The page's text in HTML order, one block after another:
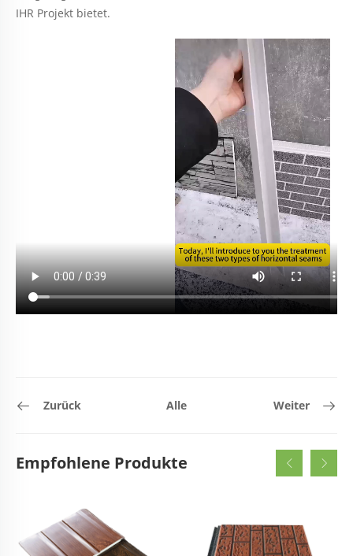
IHR Projekt bietet.
Zurück Alle Weiter
Empfohlene Produkte